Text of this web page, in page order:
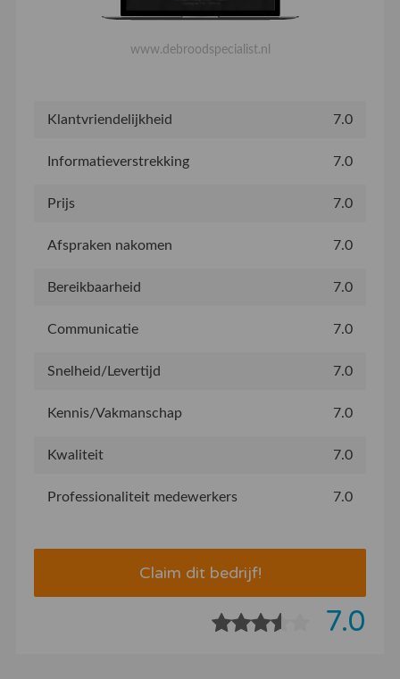
www.debroodspecialist.nl
Klantvriendelijkheid 7.0
Informatieverstrekking 7.0
Prijs 7.0
Afspraken nakomen 7.0
Bereikbaarheid 7.0
Communicatie 7.0
Snelheid/Levertijd 7.0
Kennis/Vakmanschap 7.0
Kwaliteit 7.0
Professionaliteit medewerkers 7.0
Claim dit bedrijf!
7.0